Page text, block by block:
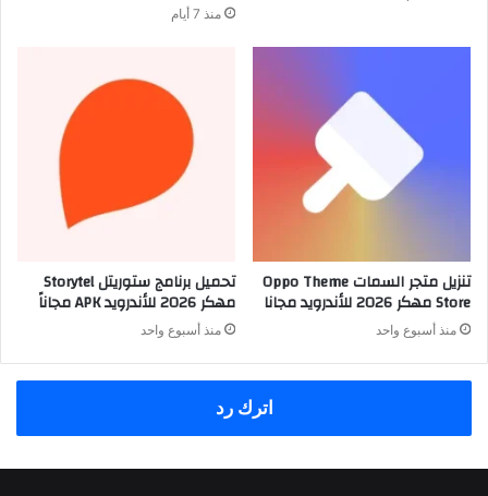
منذ 7 أيام
تنزيل متجر السمات Oppo Theme
Store مهكر 2026 للأندرويد مجانا
منذ أسبوع واحد
تحميل برنامج ستوريتل Storytel
مهكر 2026 للأندرويد APK مجاناً
منذ أسبوع واحد
اترك رد